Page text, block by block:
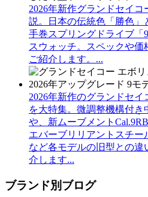
2026年新作グランドセイ
説。日本の伝統色「勝色」
手巻スプリングドライブ「
スウォッチ。スペックや
ご紹介します。...
2026年新作のグランドセイ
を大特集。微調整機構付き
や、新ムーブメント
エバーブリリアントスチー
など各モデルの旧型との
介します...
ブランド別ブログ